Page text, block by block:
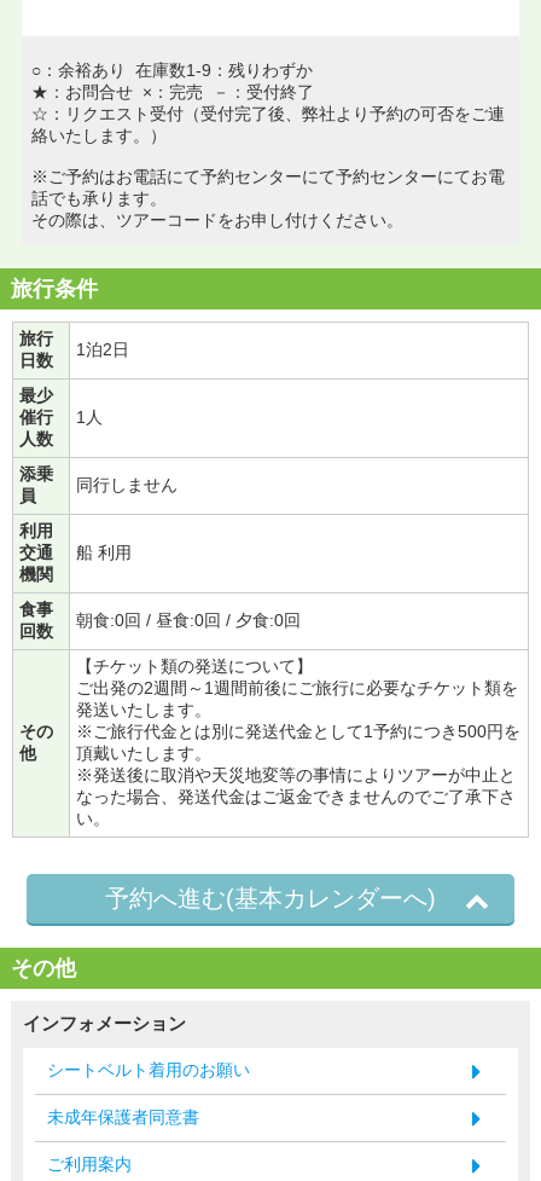
○：余裕あり 在庫数1-9：残りわずか
★：お問合せ ×：完売 －：受付終了
☆：リクエスト受付（受付完了後、弊社より予約の可否をご連
絡いたします。）
※ご予約はお電話にて予約センターにて予約センターにてお電
話でも承ります。
その際は、ツアーコードをお申し付けください。
旅行条件
旅行
日数
1泊2日
最少
催行
人数
1人
添乗
員
同行しません
利用
交通
機関
船 利用
食事
回数
朝食:0回 / 昼食:0回 / 夕食:0回
その
他
【チケット類の発送について】
ご出発の2週間～1週間前後にご旅行に必要なチケット類を
発送いたします。
※ご旅行代金とは別に発送代金として1予約につき500円を
頂戴いたします。
※発送後に取消や天災地変等の事情によりツアーが中止と
なった場合、発送代金はご返金できませんのでご了承下さ
い。
予約へ進む(基本カレンダーへ)
その他
インフォメーション
シートベルト着用のお願い
未成年保護者同意書
ご利用案内